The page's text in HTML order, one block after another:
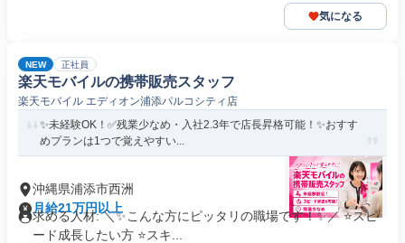
気になる
NEW 正社員
楽天モバイルの携帯販売スタッフ
楽天モバイル エディオン浦添パルコシティ店
✨未経験OK！✅残業少なめ・入社2.3年で店長昇格可能！✨おすす
めプランは1つで覚えやすい...
沖縄県浦添市西洲
月給21万円以上
求める人材: ＼✨こんな方にピッタリの職場です！✨／ ⭐スピ
ード成長したい方 ⭐スキ...